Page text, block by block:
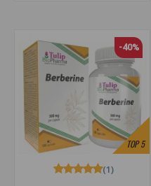
TOP5
-40%
(1)